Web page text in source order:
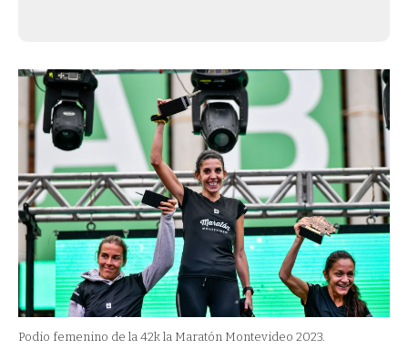
Podio femenino de la 42k la Maratón Montevideo 2023.